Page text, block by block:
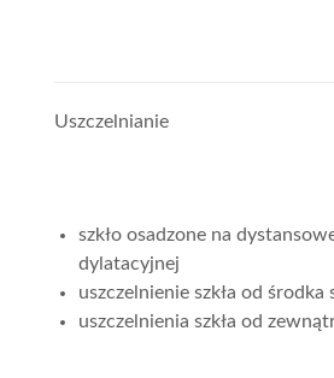
Uszczelnianie
szkło osadzone na
dylatacyjnej
uszczelnienie szkła od środka
uszczelnienia szkła od